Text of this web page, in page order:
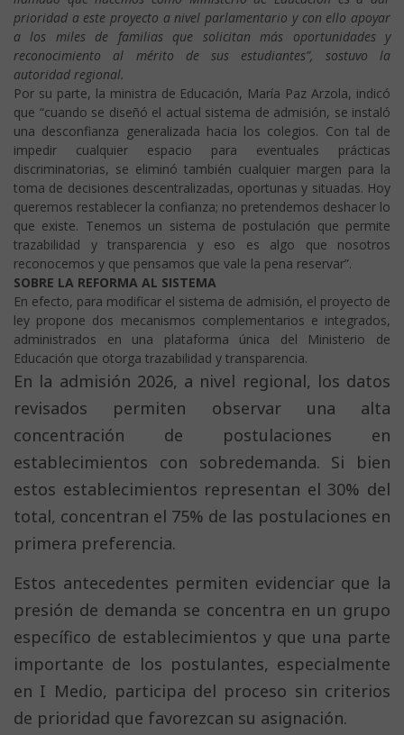
prioridad a este proyecto a nivel parlamentario y con ello apoyar
a los miles de familias que solicitan más oportunidades y
reconocimiento al mérito de sus estudiantes”, sostuvo la
autoridad regional.
Por su parte, la ministra de Educación, María Paz Arzola, indicó
que “cuando se diseñó el actual sistema de admisión, se instaló
una desconfianza generalizada hacia los colegios. Con tal de
impedir cualquier espacio para eventuales prácticas
discriminatorias, se eliminó también cualquier margen para la
toma de decisiones descentralizadas, oportunas y situadas. Hoy
queremos restablecer la confianza; no pretendemos deshacer lo
que existe. Tenemos un sistema de postulación que permite
trazabilidad y transparencia y eso es algo que nosotros
reconocemos y que pensamos que vale la pena reservar”.
SOBRE LA REFORMA AL SISTEMA
En efecto, para modificar el sistema de admisión, el proyecto de
ley propone dos mecanismos complementarios e integrados,
administrados en una plataforma única del Ministerio de
Educación que otorga trazabilidad y transparencia.
En la admisión 2026, a nivel regional, los datos
revisados permiten observar una alta
concentración de postulaciones en
establecimientos con sobredemanda. Si bien
estos establecimientos representan el 30% del
total, concentran el 75% de las postulaciones en
primera preferencia.
Estos antecedentes permiten evidenciar que la
presión de demanda se concentra en un grupo
específico de establecimientos y que una parte
importante de los postulantes, especialmente
en I Medio, participa del proceso sin criterios
de prioridad que favorezcan su asignación.